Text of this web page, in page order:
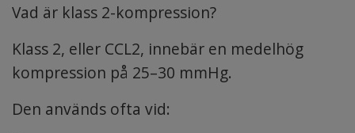
Vad är klass 2-kompression?
Klass 2, eller CCL2, innebär en medelhög
kompression på 25–30 mmHg.
Den används ofta vid: